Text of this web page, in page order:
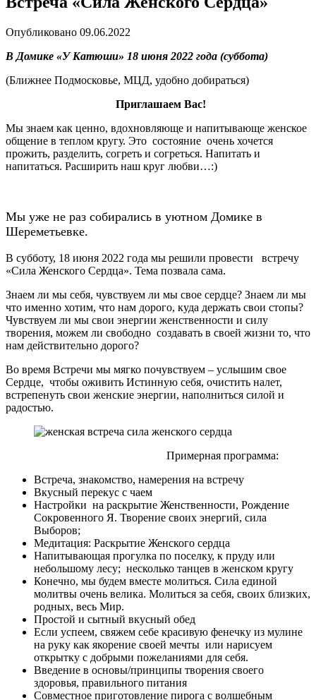
Опубликовано 09.06.2022
В Домике «У Катюши» 18 июня 2022 года (суббота)
(Ближнее Подмосковье, МЦД, удобно добираться)
Приглашаем Вас!
Мы знаем как ценно, вдохновляюще и напитывающе женское
общение в теплом кругу. Это состояние очень хочется
прожить, разделить, согреть и согреться. Напитать и
напитаться. Расширить наш круг любви…:)
Мы уже не раз собирались в уютном Домике в
Шереметьевке.
В субботу, 18 июня 2022 года мы решили провести встречу
«Сила Женского Сердца». Тема позвала сама.
Знаем ли мы себя, чувствуем ли мы свое сердце? Знаем ли мы
что именно хотим, что нам дорого, куда держать свои стопы?
Чувствуем ли мы свои энергии женственности и силу
творения, можем ли свободно создавать в своей жизни то, что
нам действительно дорого?
Во время Встречи мы мягко почувствуем – услышим свое
Сердце, чтобы оживить Истинную себя, очистить налет,
встрепенуть свои женские энергии, наполниться силой и
радостью.
Примерная программа:
Встреча, знакомство, намерения на встречу
Вкусный перекус с чаем
Настройки на раскрытие Женственности, Рождение
Сокровенного Я. Творение своих энергий, сила
Выборов;
Медитация: Раскрытие Женского сердца
Напитывающая прогулка по поселку, к пруду или
небольшому лесу; несколько танцев в женском кругу
Конечно, мы будем вместе молиться. Сила единой
молитвы очень велика. Молиться за себя, своих близких,
родных, весь Мир.
Простой и сытный вкусный обед
Если успеем, свяжем себе красивую фенечку из мулине
на руку как якорение своей мечты или нарисуем
открытку с добрыми пожеланиями для себя.
Введение в основы/принципы творения своего
здоровья, правильного питания
Совместное приготовление пирога с волшебным